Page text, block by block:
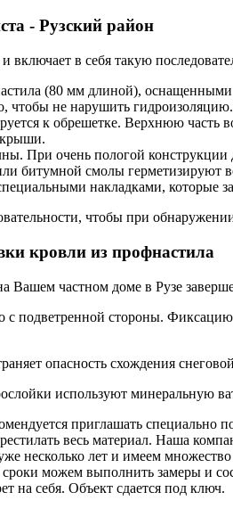
- Рузский район
в себя такую
(80 мм длиной),
чтобы не нарушить гидроизоляцию.
к обрешетке. Верхнюю часть
крыши.
При очень пологой конструкции
битумной смолы герметизируют
накладками, которые
чтобы при
кровли из профнастила
Вашем частном доме в Рузе
с подветренной стороны.
опасность схождения
используют минеральную
приглашать специально
весь материал. Наша
несколько лет и имеем
можем выполнить замеры и
на себя. Объект сдается под ключ.